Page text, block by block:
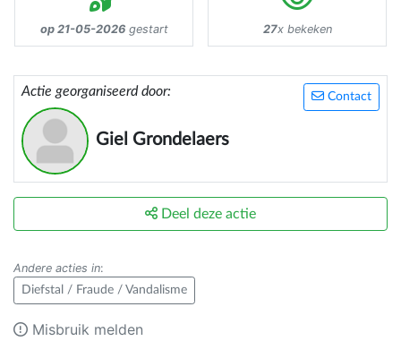
op 21-05-2026gestart 27x bekeken
Contact
Actie georganiseerd door:
Giel Grondelaers
Deel deze actie
Andere acties in:
Diefstal / Fraude / Vandalisme
Misbruik melden